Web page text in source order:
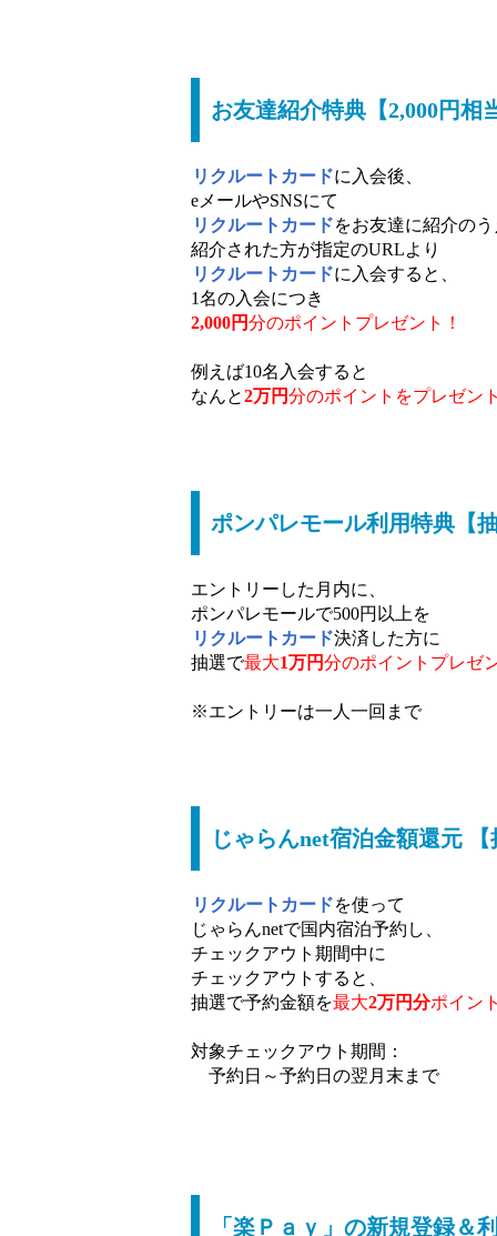
お友達紹介特典【2,000円相
リクルートカードに入会後、
eメールやSNSにて
リクルートカードをお友達に紹介のう
紹介された方が指定のURLより
リクルートカードに入会すると、
1名の入会につき
2,000円分のポイントプレゼント！
例えば10名入会すると
なんと2万円分のポイントをプレゼント
ポンパレモール利用特典【
エントリーした月内に、
ポンパレモールで500円以上を
リクルートカード決済した方に
抽選で最大1万円分のポイントプレゼ
※エントリーは一人一回まで
じゃらんnet宿泊金額還元 【
リクルートカードを使って
じゃらんnetで国内宿泊予約し、
チェックアウト期間中に
チェックアウトすると、
抽選で予約金額を最大2万円分ポイン
対象チェックアウト期間：
予約日～予約日の翌月末まで
「楽Ｐａｙ」の新規登録＆